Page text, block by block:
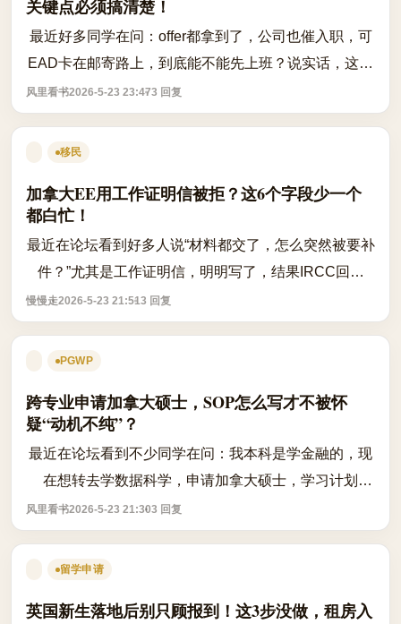
关键点必须搞清楚！
最近好多同学在问：offer都拿到了，公司也催入职，可
EAD卡在邮寄路上，到底能不能先上班？说实话，这问
题真不是“能”或“不能”一句话能回答的，得看规则、看时
间、看怎么操作。 先说结论：不...
风里看书2026-5-23 23:473 回复
移民
加拿大EE用工作证明信被拒？这6个字段少一个
都白忙！
最近在论坛看到好多人说“材料都交了，怎么突然被要补
件？”尤其是工作证明信，明明写了，结果IRCC回信
说“信息不完整”——真挺冤的。 其实加拿大移民局对工
作经验证明信（Employment Letter）...
慢慢走2026-5-23 21:513 回复
PGWP
跨专业申请加拿大硕士，SOP怎么写才不被怀
疑“动机不纯”？
最近在论坛看到不少同学在问：我本科是学金融的，现
在想转去学数据科学，申请加拿大硕士，学习计划
（Study Plan）到底该怎么写？别急，我查了加拿大移
民局和多所院校的公开要求，整理了几条关键...
风里看书2026-5-23 21:303 回复
留学申请
英国新生落地后别只顾报到！这3步没做，租房入